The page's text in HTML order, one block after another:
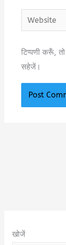
Website
टिप्पणी करूँ,
सहेजें।
खोजें